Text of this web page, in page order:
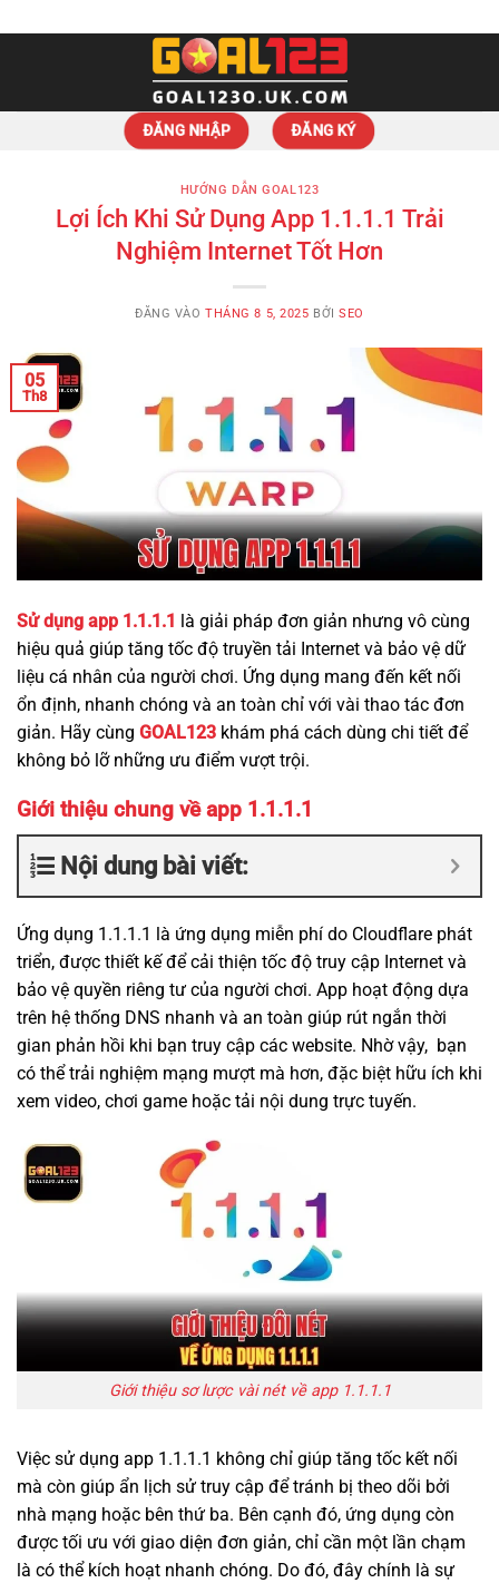
ĐĂNG NHẬP ĐĂNG KÝ
HƯỚNG DẪN GOAL123
Lợi Ích Khi Sử Dụng App 1.1.1.1 Trải
Nghiệm Internet Tốt Hơn
ĐĂNG VÀOTHÁNG 8 5, 2025 BỞISEO
05
Th8
Sử dụng app 1.1.1.1 là giải pháp đơn giản nhưng vô cùng
hiệu quả giúp tăng tốc độ truyền tải Internet và bảo vệ dữ
liệu cá nhân của người chơi. Ứng dụng mang đến kết nối
ổn định, nhanh chóng và an toàn chỉ với vài thao tác đơn
giản. Hãy cùng GOAL123 khám phá cách dùng chi tiết để
không bỏ lỡ những ưu điểm vượt trội.
Giới thiệu chung về app 1.1.1.1
Nội dung bài viết:
Ứng dụng 1.1.1.1 là ứng dụng miễn phí do Cloudflare phát
triển, được thiết kế để cải thiện tốc độ truy cập Internet và
bảo vệ quyền riêng tư của người chơi. App hoạt động dựa
trên hệ thống DNS nhanh và an toàn giúp rút ngắn thời
gian phản hồi khi bạn truy cập các website. Nhờ vậy, bạn
có thể trải nghiệm mạng mượt mà hơn, đặc biệt hữu ích khi
xem video, chơi game hoặc tải nội dung trực tuyến.
Giới thiệu sơ lược vài nét về app 1.1.1.1
Việc sử dụng app 1.1.1.1 không chỉ giúp tăng tốc kết nối
mà còn giúp ẩn lịch sử truy cập để tránh bị theo dõi bởi
nhà mạng hoặc bên thứ ba. Bên cạnh đó, ứng dụng còn
được tối ưu với giao diện đơn giản, chỉ cần một lần chạm
là có thể kích hoạt nhanh chóng. Do đó, đây chính là sự